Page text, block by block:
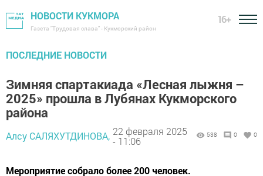
НОВОСТИ КУКМОРА
Газета "Трудовая слава" - Кукморский район
16+
ПОСЛЕДНИЕ НОВОСТИ
Зимняя спартакиада «Лесная лыжня –
2025» прошла в Лубянах Кукморского
района
Алсу САЛЯХУТДИНОВА, 22 февраля 2025
- 11:06
538 0 0
Мероприятие собрало более 200 человек.